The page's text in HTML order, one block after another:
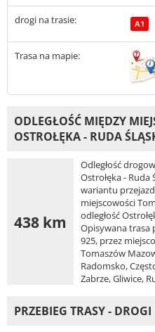
drogi na trasie: A1
Trasa na mapie:
ODLEGŁOŚĆ MIĘDZY
OSTROŁĘKA - RUDA
438 km
Odległość
Ostrołęka - Ruda
wariantu
miejscowości
odległość
Opisywana trasa
925, przez
Tomaszów
Radomsko,
Zabrze, Gliwice,
PRZEBIEG TRASY -